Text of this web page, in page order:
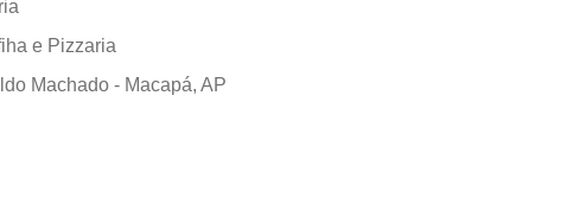
e Pizzaria
Machado - Macapá, AP